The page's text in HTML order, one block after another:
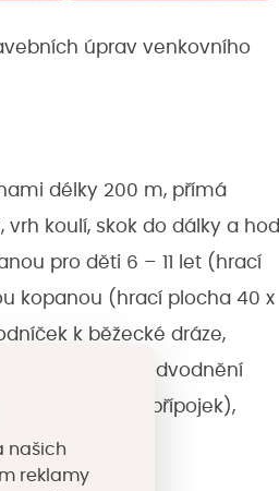
úprav venkovního
délky 200 m, přímá
vrh koulí, skok do dálky a hod
pro děti 6 – 11 let (hrací
kopanou (hrací plocha 40 x
k běžecké dráze,
vybavení - odvodnění
kanalizačních přípojek),
našich
reklamy